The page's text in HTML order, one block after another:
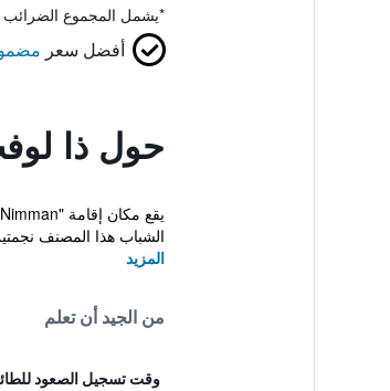
*يشمل المجموع الضرائب
أفضل سعر
حول ذا
الشباب هذا المصنف
المزيد
من الجيد أن تعلم
وقت تسجيل الصعود